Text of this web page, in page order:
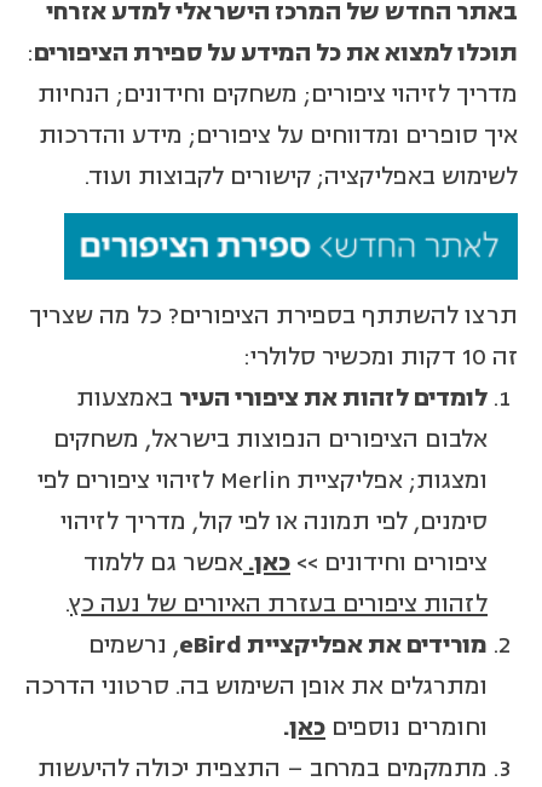
באתר החדש של המרכז הישראלי למדע אזרחי
תוכלו למצוא את כל המידע על ספירת הציפורים:
מדריך לזיהוי ציפורים; משחקים וחידונים; הנחיות
איך סופרים ומדווחים על ציפורים; מידע והדרכות
לשימוש באפליקציה; קישורים לקבוצות ועוד.
תרצו להשתתף בספירת הציפורים? כל מה שצריך
זה 10 דקות ומכשיר סלולרי:
לומדים לזהות את ציפורי העיר באמצעות
אלבום הציפורים הנפוצות בישראל, משחקים
ומצגות; אפליקציית Merlin לזיהוי ציפורים לפי
סימנים, לפי תמונה או לפי קול, מדריך לזיהוי
ציפורים וחידונים >> כאן.אפשר גם ללמוד
לזהות ציפורים בעזרת האיורים של נעה כץ.
מורידים את אפליקציית eBird
, נרשמים
ומתרגלים את אופן השימוש בה. סרטוני הדרכה
וחומרים נוספים כאן.
מתמקמים במרחב – התצפית יכולה להיעשות